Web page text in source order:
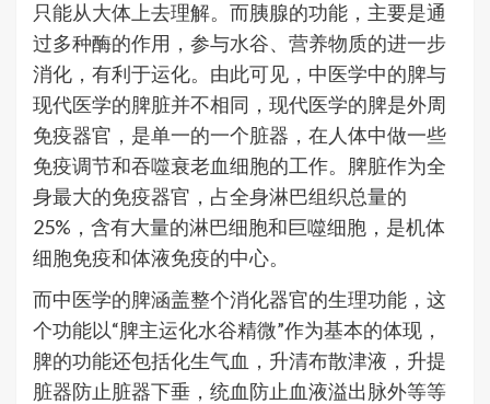
只能从大体上去理解。而胰腺的功能，主要是通
过多种酶的作用，参与水谷、营养物质的进一步
消化，有利于运化。由此可见，中医学中的脾与
现代医学的脾脏并不相同，现代医学的脾是外周
免疫器官，是单一的一个脏器，在人体中做一些
免疫调节和吞噬衰老血细胞的工作。脾脏作为全
身最大的免疫器官，占全身淋巴组织总量的
25%，含有大量的淋巴细胞和巨噬细胞，是机体
细胞免疫和体液免疫的中心。
而中医学的脾涵盖整个消化器官的生理功能，这
个功能以“脾主运化水谷精微”作为基本的体现，
脾的功能还包括化生气血，升清布散津液，升提
脏器防止脏器下垂，统血防止血液溢出脉外等等